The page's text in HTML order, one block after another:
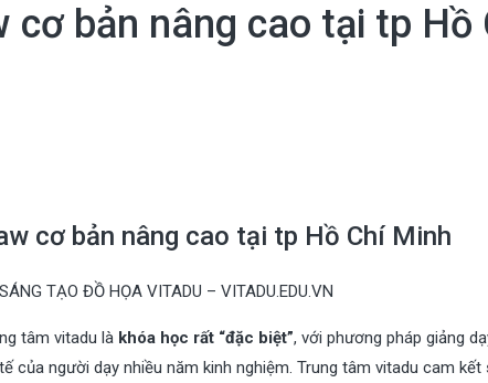
cơ bản nâng cao tại tp Hồ
cơ bản nâng cao tại tp Hồ Chí Minh
TẠO ĐỒ HỌA VITADU – VITADU.EDU.VN
tâm vitadu là khóa học rất “đặc biệt”, với phương pháp giảng
của người dạy nhiều năm kinh nghiệm. Trung tâm vitadu cam kết